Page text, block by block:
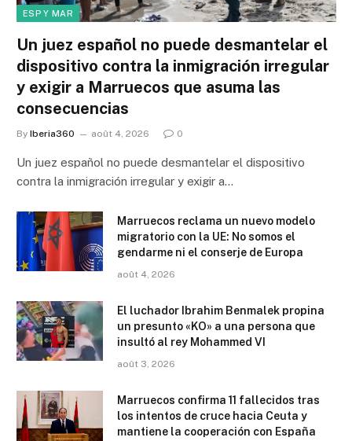
ESP Y MAR
Un juez español no puede desmantelar el
dispositivo contra la inmigración irregular
y exigir a Marruecos que asuma las
consecuencias
By Iberia360 août 4, 2026 0
Un juez español no puede desmantelar el dispositivo
contra la inmigración irregular y exigir a…
Marruecos reclama un nuevo modelo
migratorio con la UE: No somos el
gendarme ni el conserje de Europa
août 4, 2026
El luchador Ibrahim Benmalek propina
un presunto «KO» a una persona que
insultó al rey Mohammed VI
août 3, 2026
Marruecos confirma 11 fallecidos tras
los intentos de cruce hacia Ceuta y
mantiene la cooperación con España